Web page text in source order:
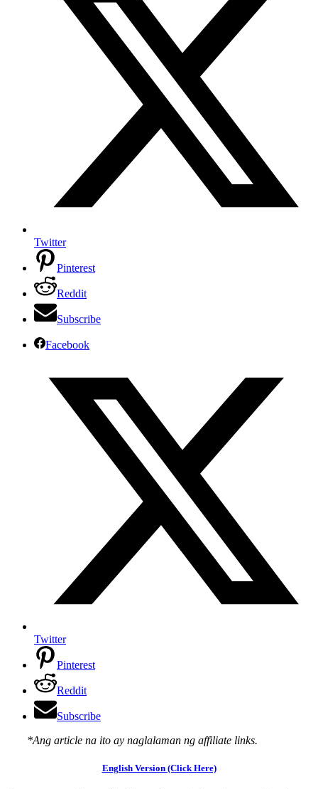
Twitter
Pinterest
Reddit
Subscribe
Facebook
Twitter
Pinterest
Reddit
Subscribe
*Ang article na ito ay naglalaman ng affiliate links.
English Version (Click Here)